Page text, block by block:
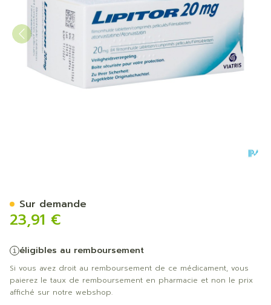
23,91 €
éligibles au remboursement
Si vous avez droit au remboursement de ce médicament, vous
paierez le taux de remboursement en pharmacie et non le prix
affiché sur notre webshop.
Sur demande